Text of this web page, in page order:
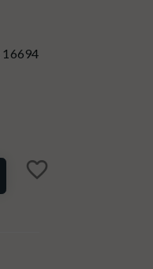
16694
favorite_border